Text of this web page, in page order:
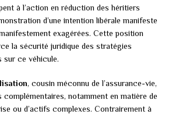
à l’action en réduction des héritiers
d’une intention libérale manifeste
exagérées. Cette position
la sécurité juridique des stratégies
sur ce véhicule.
, cousin méconnu de l’assurance-vie,
notamment en matière de
ou d’actifs complexes. Contrairement à